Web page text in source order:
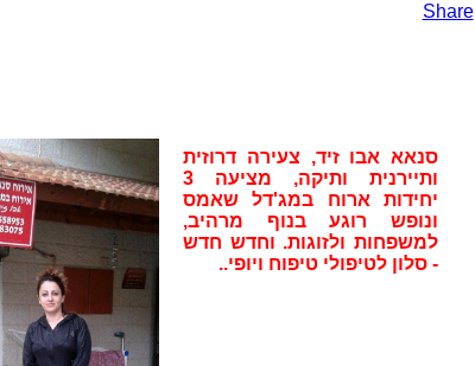
Share
סנאא אבו זיד, צעירה דרוזית
ותיירנית ותיקה, מציעה 3
יחידות ארוח במג'דל שאמס
ונופש רוגע בנוף מרהיב,
למשפחות ולזוגות. וחדש חדש
- סלון לטיפולי טיפוח ויופי..